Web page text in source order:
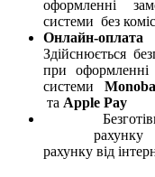
оформленні
системи без
Онлайн-оплата
Здійснюється
при оформленні
системи
та Apple Pay
рахунку
рахунку від